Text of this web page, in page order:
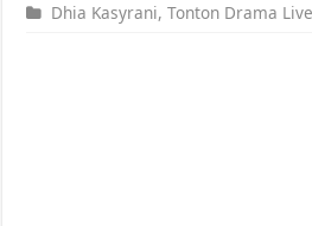
Dhia Kasyrani,Tonton Drama Live